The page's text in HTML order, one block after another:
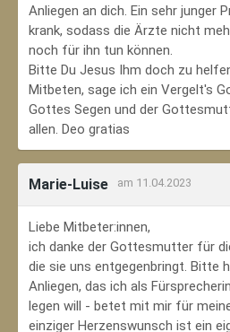
Anliegen an dich. Ein sehr junger
krank, sodass die Ärzte nicht
noch für ihn tun können.
Bitte Du Jesus Ihm doch zu
Mitbeten, sage ich ein Vergelt's
Gottes Segen und der
allen. Deo gratias
Marie-Luise am 11.04.2023
Liebe Mitbeter:innen,
ich danke der Gottesmutter für
die sie uns entgegenbringt. Bitte
Anliegen, das ich als
legen will - betet mit mir für
einziger Herzenswunsch ist ein